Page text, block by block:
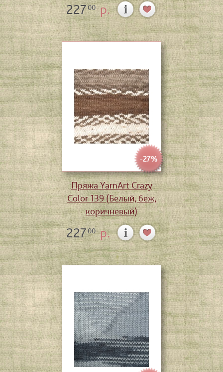
22700р.
-27%
Пряжа YarnArt Crazy
Color 139 (Белый, беж,
коричневый)
22700р.